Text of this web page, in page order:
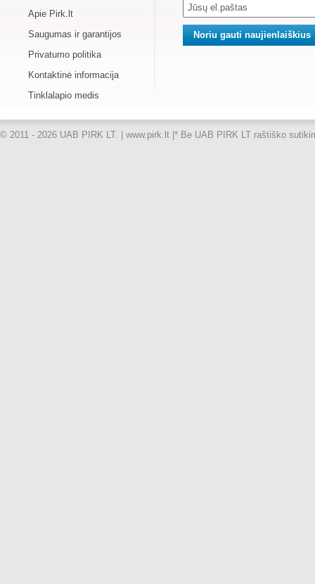
Apie Pirk.lt
Saugumas ir garantijos
Privatumo politika
Kontaktinė informacija
Tinklalapio medis
© 2011 - 2026 UAB PIRK LT. | www.pirk.lt | * Be UAB PIRK LT raštiško